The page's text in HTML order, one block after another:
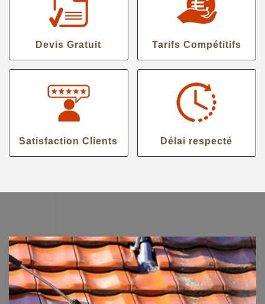
Devis Gratuit Tarifs Compétitifs
Satisfaction Clients Délai respecté